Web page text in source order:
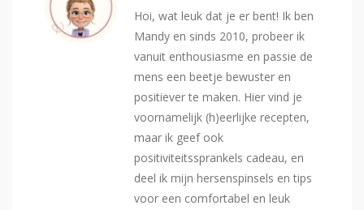
Hoi, wat leuk dat je er bent! Ik ben
Mandy en sinds 2010, probeer ik
vanuit enthousiasme en passie de
mens een beetje bewuster en
positiever te maken. Hier vind je
voornamelijk (h)eerlijke recepten,
maar ik geef ook
positiviteitssprankels cadeau, en
deel ik mijn hersenspinsels en tips
voor een comfortabel en leuk